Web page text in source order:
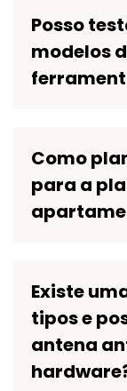
Posso
modelos
Como
para a
Existe
tipos e
antena